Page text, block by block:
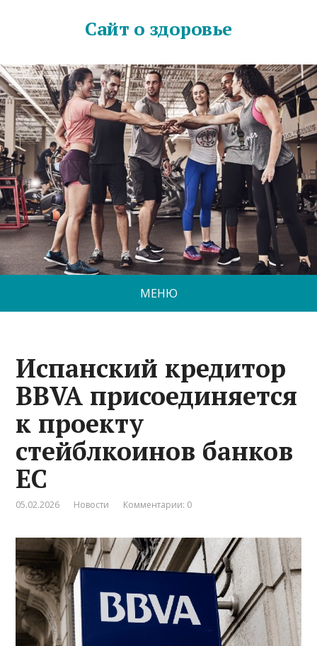
Сайт о здоровье
МЕНЮ
Испанский кредитор
BBVA присоединяется
к проекту
стейблкоинов банков
ЕС
05.02.2026 Новости Комментарии: 0